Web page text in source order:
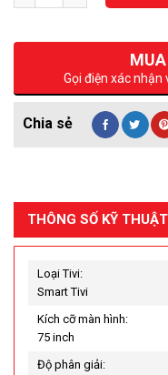
Gọi điện xác
THÔNG SỐ KỸ THUẬT
Loại Tivi:
Smart Tivi
Kích cỡ màn hình:
75 inch
Độ phân giải: